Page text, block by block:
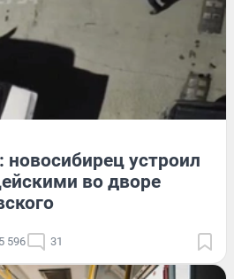
устроил
во дворе
5 596 31